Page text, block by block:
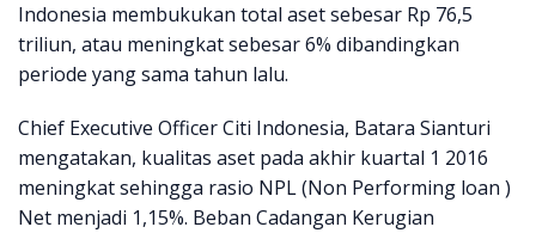
Indonesia membukukan total aset sebesar Rp 76,5
triliun, atau meningkat sebesar 6% dibandingkan
periode yang sama tahun lalu.
Chief Executive Officer Citi Indonesia, Batara Sianturi
mengatakan, kualitas aset pada akhir kuartal 1 2016
meningkat sehingga rasio NPL (Non Performing loan )
Net menjadi 1,15%. Beban Cadangan Kerugian